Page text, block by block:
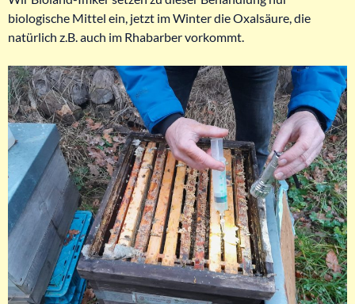
biologische Mittel ein, jetzt im Winter die Oxalsäure, die
natürlich z.B. auch im Rhabarber vorkommt.